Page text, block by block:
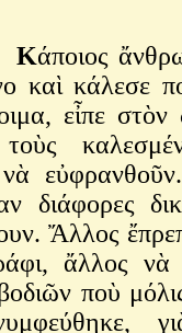
Κάποιος
καὶ κάλεσε
εἶπε
τοὺς
διάφορες
Ἄλλος
ἄλλος νὰ
ποὺ